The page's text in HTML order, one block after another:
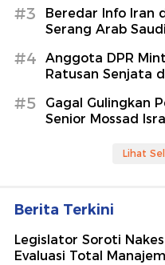
#3
Beredar Info Iran
Serang Arab
#4
Anggota DPR
Ratusan Senjata
#5
Gagal Gulingkan
Senior Mossad
Lihat
Berita Terkini
Legislator Soroti
Evaluasi Total